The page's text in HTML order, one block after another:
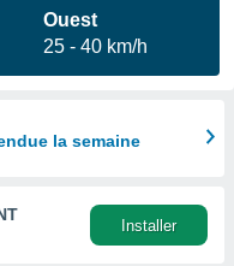
Ouest
25
40 km/h
la semaine
Installer